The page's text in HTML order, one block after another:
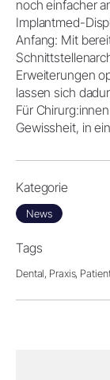
noch einfacher
Implantmed-
Anfang: Mit
Erweiterungen
lassen sich
Für
Gewissheit, in
Kategorie
News
Tags
Dental, Praxis,